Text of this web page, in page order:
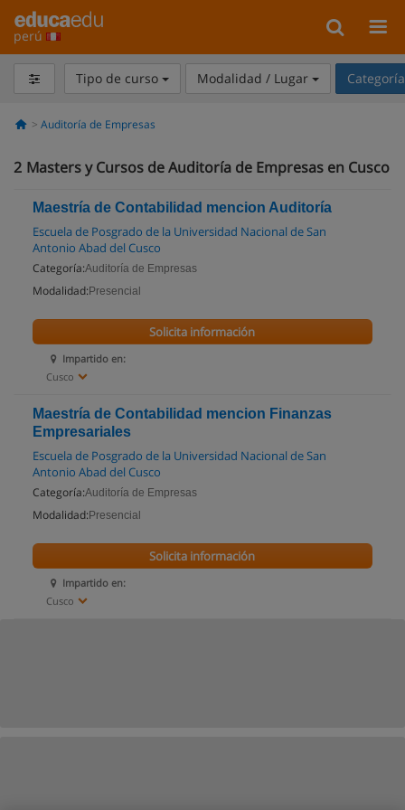
perú
Tipo de curso Modalidad / Lugar
Auditoría de Empresas
2 Masters y Cursos de Auditoría de Empresas en Cusco
Maestría de Contabilidad mencion Auditoría
Escuela de Posgrado de la Universidad Nacional de San
Antonio Abad del Cusco
Categoría:Auditoría de Empresas
Modalidad: Presencial
Impartido en:
Cusco
Solicita información
Maestría de Contabilidad mencion Finanzas
Empresariales
Escuela de Posgrado de la Universidad Nacional de San
Antonio Abad del Cusco
Categoría:Auditoría de Empresas
Modalidad: Presencial
Impartido en:
Cusco
Solicita información